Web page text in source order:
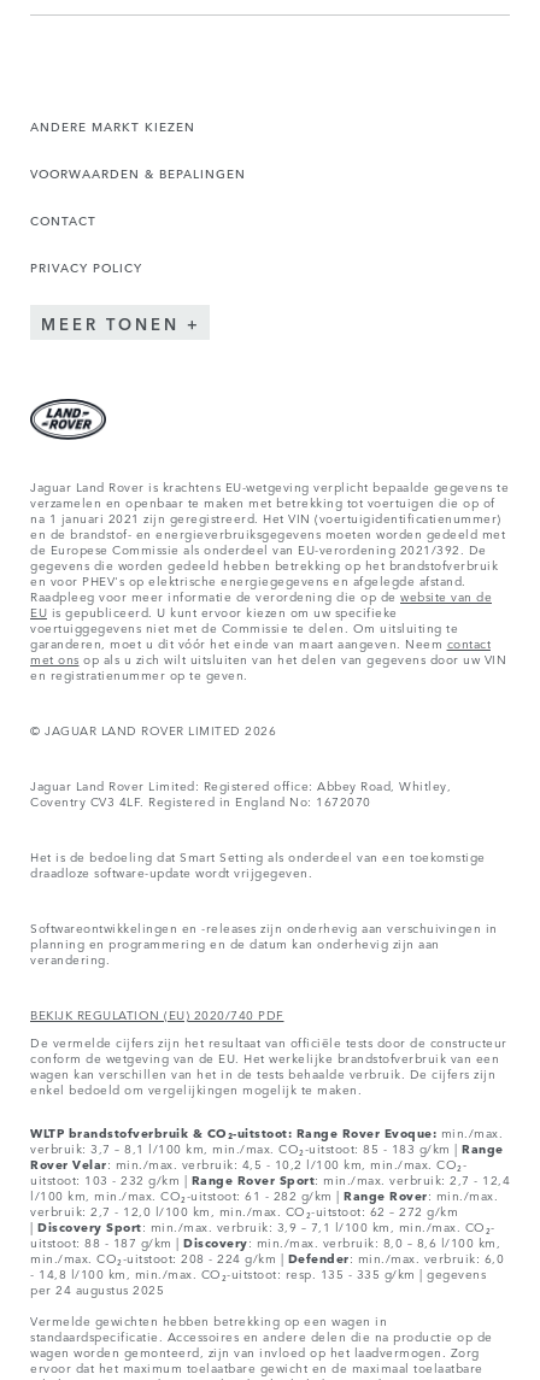
ANDERE MARKT KIEZEN
VOORWAARDEN & BEPALINGEN
CONTACT
PRIVACY POLICY
MEER TONEN
Jaguar Land Rover is krachtens EU-wetgeving verplicht bepaalde gegevens te
verzamelen en openbaar te maken met betrekking tot voertuigen die op of
na 1 januari 2021 zijn geregistreerd. Het VIN (voertuigidentificatienummer)
en de brandstof- en energieverbruiksgegevens moeten worden gedeeld met
de Europese Commissie als onderdeel van EU-verordening 2021/392. De
gegevens die worden gedeeld hebben betrekking op het brandstofverbruik
en voor PHEV's op elektrische energiegegevens en afgelegde afstand.
Raadpleeg voor meer informatie de verordening die op dewebsite van de
EU is gepubliceerd. U kunt ervoor kiezen om uw specifieke
voertuiggegevens niet met de Commissie te delen. Om uitsluiting te
garanderen, moet u dit vóór het einde van maart aangeven. Neem contact
met ons op als u zich wilt uitsluiten van het delen van gegevens door uw VIN
en registratienummer op te geven.
© JAGUAR LAND ROVER LIMITED 2026
Jaguar Land Rover Limited: Registered office: Abbey Road, Whitley,
Coventry CV3 4LF. Registered in England No: 1672070
Het is de bedoeling dat Smart Setting als onderdeel van een toekomstige
draadloze software-update wordt vrijgegeven.
Softwareontwikkelingen en -releases zijn onderhevig aan verschuivingen in
planning en programmering en de datum kan onderhevig zijn aan
verandering.
BEKIJK REGULATION (EU) 2020/740 PDF
De vermelde cijfers zijn het resultaat van officiële tests door de constructeur
conform de wetgeving van de EU. Het werkelijke brandstofverbruik van een
wagen kan verschillen van het in de tests behaalde verbruik. De cijfers zijn
enkel bedoeld om vergelijkingen mogelijk te maken.
WLTP brandstofverbruik & CO₂-uitstoot: Range Rover Evoque: min./max.
verbruik: 3,7 – 8,1 l/100 km, min./max. CO₂-uitstoot: 85 - 183 g/km | Range
Rover Velar: min./max. verbruik: 4,5 - 10,2 l/100 km, min./max. CO₂-
uitstoot: 103 - 232 g/km | Range Rover Sport: min./max. verbruik: 2,7 - 12,4
l/100 km, min./max. CO₂-uitstoot: 61 - 282 g/km | Range Rover: min./max.
verbruik: 2,7 - 12,0 l/100 km, min./max. CO₂-uitstoot: 62 – 272 g/km
| Discovery Sport: min./max. verbruik: 3,9 – 7,1 l/100 km, min./max. CO₂-
uitstoot: 88 - 187 g/km | Discovery: min./max. verbruik: 8,0 – 8,6 l/100 km,
min./max. CO₂-uitstoot: 208 - 224 g/km | Defender: min./max. verbruik: 6,0
- 14,8 l/100 km, min./max. CO₂-uitstoot: resp. 135 - 335 g/km | gegevens
per 24 augustus 2025
Vermelde gewichten hebben betrekking op een wagen in
standaardspecificatie. Accessoires en andere delen die na productie op de
wagen worden gemonteerd, zijn van invloed op het laadvermogen. Zorg
ervoor dat het maximum toelaatbare gewicht en de maximaal toelaatbare